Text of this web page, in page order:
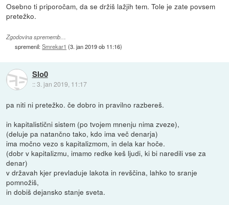
Osebno ti priporočam, da se držiš lažjih tem. Tole je zate povsem
pretežko.
Zgodovina sprememb…
spremenil:Smrekar1 (3. jan 2019 ob 11:16)
Slo0
::3. jan 2019, 11:17
pa niti ni pretežko. če dobro in pravilno razbereš.
in kapitalistični sistem (po tvojem mnenju nima zveze),
(deluje pa natančno tako, kdo ima več denarja)
ima močno vezo s kapitalizmom, in dela kar hoče.
(dobr v kapitalizmu, imamo redke keš ljudi, ki bi naredili vse za
denar)
v državah kjer prevladuje lakota in revščina, lahko to sranje
pomnožiš,
in dobiš dejansko stanje sveta.